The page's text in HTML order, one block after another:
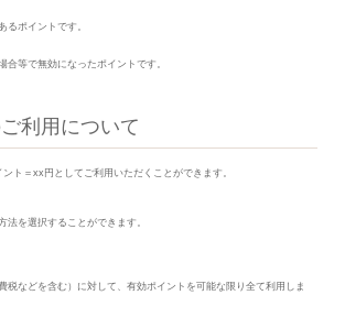
るポイントです。
合等で無効になったポイントです。
利用について
ト＝xx円としてご利用いただくことができます。
法を選択することができます。
税などを含む）に対して、有効ポイントを可能な限り全て利用しま